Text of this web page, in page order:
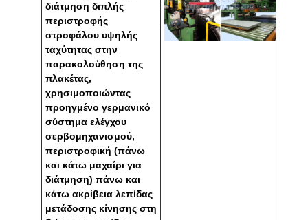
διάτμηση διπλής
περιστροφής
στροφάλου υψηλής
ταχύτητας στην
παρακολούθηση της
πλακέτας,
χρησιμοποιώντας
προηγμένο γερμανικό
σύστημα ελέγχου
σερβομηχανισμού,
περιστροφική (πάνω
και κάτω μαχαίρι για
διάτμηση) πάνω και
κάτω ακρίβεια λεπίδας
μετάδοσης κίνησης στη